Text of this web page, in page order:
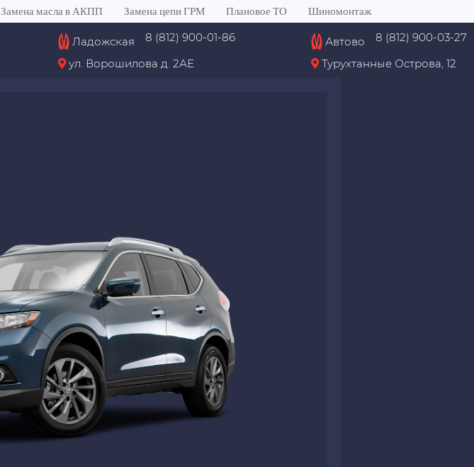
Замена масла в АКПП Замена цепи ГРМ Плановое ТО Шиномонтаж
Ладожская
8 (812) 900-01-86
ул. Ворошилова д. 2АЕ
Автово
8 (812) 900-03-27
Турухтанные Острова, 12